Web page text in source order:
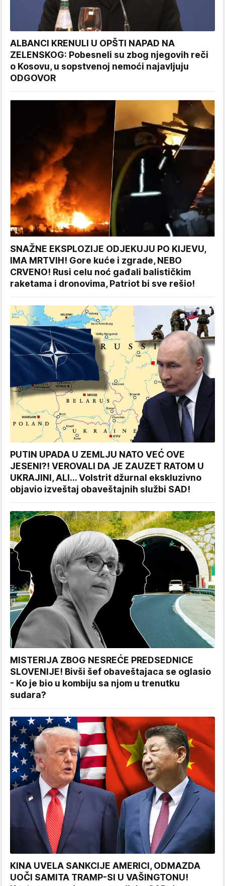
ALBANCI KRENULI U OPŠTI NAPAD NA
ZELENSKOG: Pobesneli su zbog njegovih reči
o Kosovu, u sopstvenoj nemoći najavljuju
ODGOVOR
SNAŽNE EKSPLOZIJE ODJEKUJU PO KIJEVU,
IMA MRTVIH! Gore kuće i zgrade, NEBO
CRVENO! Rusi celu noć gađali balističkim
raketama i dronovima, Patriot bi sve rešio!
PUTIN UPADA U ZEMLJU NATO VEĆ OVE
JESENI?! VEROVALI DA JE ZAUZET RATOM U
UKRAJINI, ALI... Volstrit džurnal ekskluzivno
objavio izveštaj obaveštajnih službi SAD!
MISTERIJA ZBOG NESREĆE PREDSEDNICE
SLOVENIJE! Bivši šef obaveštajaca se oglasio
- Ko je bio u kombiju sa njom u trenutku
sudara?
KINA UVELA SANKCIJE AMERICI, ODMAZDA
UOČI SAMITA TRAMP-SI U VAŠINGTONU!